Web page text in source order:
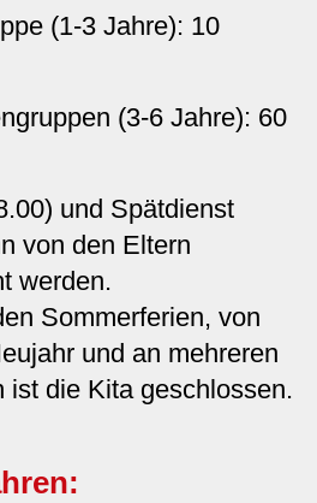
(1-3 Jahre): 10
(3-6 Jahre): 60
und Spätdienst
von den Eltern
werden.
Sommerferien, von
und an mehreren
ist die Kita geschlossen.